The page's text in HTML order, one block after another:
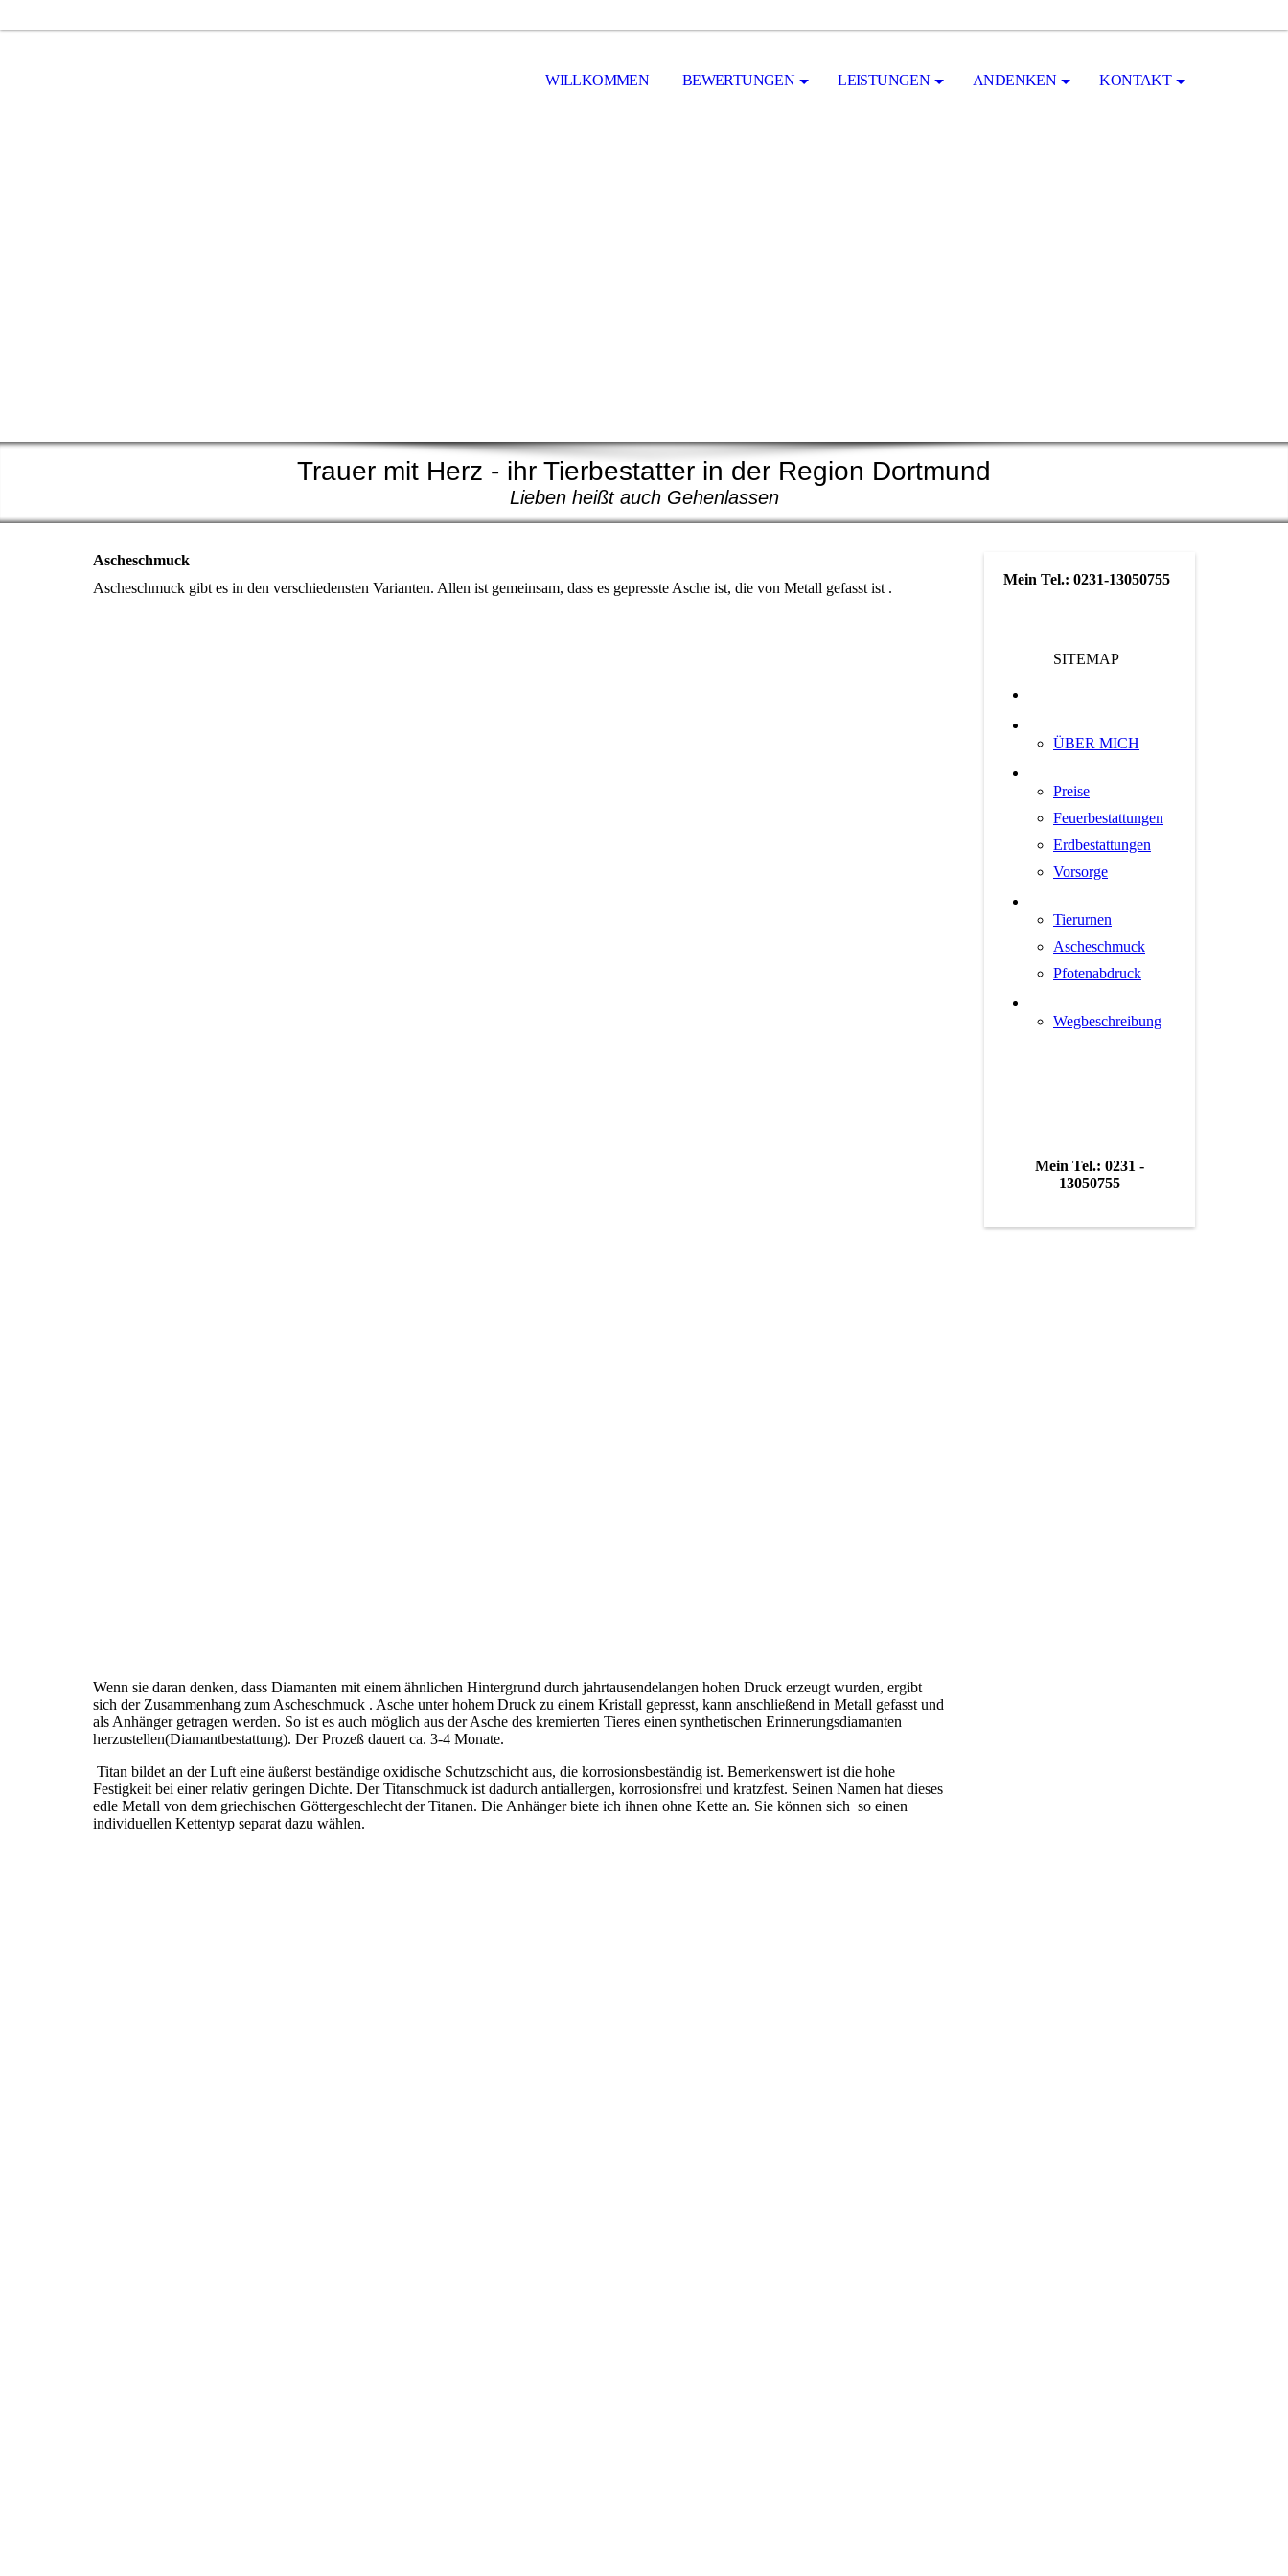
WILLKOMMEN BEWERTUNGEN LEISTUNGEN ANDENKEN KONTAKT
Trauer mit Herz - ihr Tierbestatter in der Region Dortmund
Lieben heißt auch Gehenlassen
Ascheschmuck
Ascheschmuck gibt es in den verschiedensten Varianten. Allen ist gemeinsam, dass es gepresste Asche ist, die von Metall gefasst ist .
Wenn sie daran denken, dass Diamanten mit einem ähnlichen Hintergrund durch jahrtausendelangen hohen Druck erzeugt wurden, ergibt
sich der Zusammenhang zum Ascheschmuck . Asche unter hohem Druck zu einem Kristall gepresst, kann anschließend in Metall gefasst und
als Anhänger getragen werden. So ist es auch möglich aus der Asche des kremierten Tieres einen synthetischen Erinnerungsdiamanten
herzustellen(Diamantbestattung). Der Prozeß dauert ca. 3-4 Monate.
Titan bildet an der Luft eine äußerst beständige oxidische Schutzschicht aus, die korrosionsbeständig ist. Bemerkenswert ist die hohe
Festigkeit bei einer relativ geringen Dichte. Der Titanschmuck ist dadurch antiallergen, korrosionsfrei und kratzfest. Seinen Namen hat dieses
edle Metall von dem griechischen Göttergeschlecht der Titanen. Die Anhänger biete ich ihnen ohne Kette an. Sie können sich so einen
individuellen Kettentyp separat dazu wählen.
Mein Tel.: 0231-13050755
SITEMAP
ÜBER MICH
Preise
Feuerbestattungen
Erdbestattungen
Vorsorge
Tierurnen
Ascheschmuck
Pfotenabdruck
Wegbeschreibung
Mein Tel.: 0231 -
13050755